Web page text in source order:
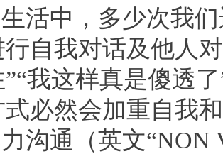
活中，多少次我
自我对话及他人
我这样真是傻透
必然会加重自我
沟通（英文“NON